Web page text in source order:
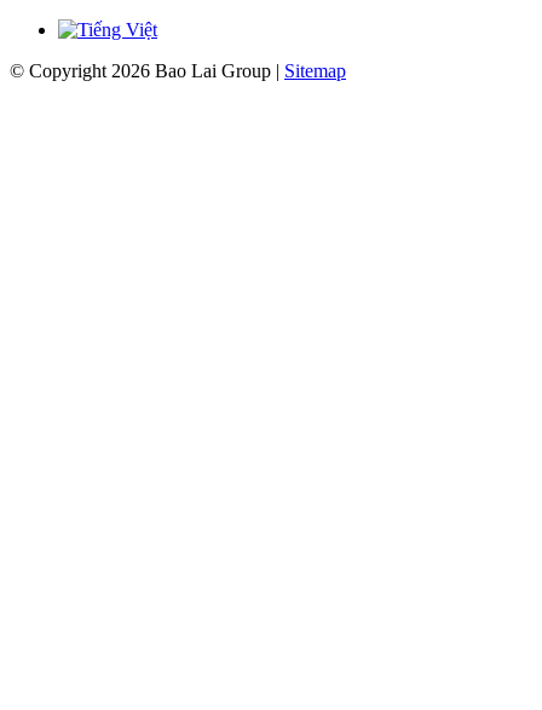
© Copyright 2026 Bao Lai Group | Sitemap